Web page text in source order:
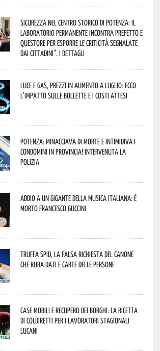
Sicurezza nel Centro Storico di Potenza: il
Laboratorio Permanente incontra Prefetto e
Questore per esporre le criticità segnalate
dai cittadini”. I dettagli
Luce e gas, prezzi in aumento a luglio: ecco
l’impatto sulle bollette e i costi attesi
Potenza: minacciava di morte e intimidiva i
condomini in provincia! Intervenuta la
Polizia
Addio a un gigante della musica italiana: è
morto Francesco Guccini
Truffa Spid, la falsa richiesta del canone
che ruba dati e carte delle persone
Case mobili e recupero dei borghi: la ricetta
di Coldiretti per i lavoratori stagionali
lucani